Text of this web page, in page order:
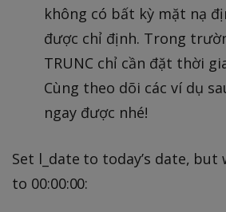
không có bất kỳ mặt nạ
được chỉ định. Trong
TRUNC chỉ cần đặt thời
Cùng theo dõi các ví dụ
ngay được nhé!
Set l_date to today’s date,
to 00:00:00: